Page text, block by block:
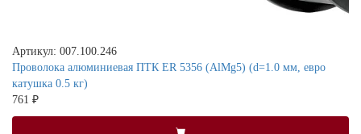
Артикул: 007.100.246
Проволока алюминиевая ПТК ER 5356 (AlMg5) (d=1.0 мм, евро
катушка 0.5 кг)
761 ₽